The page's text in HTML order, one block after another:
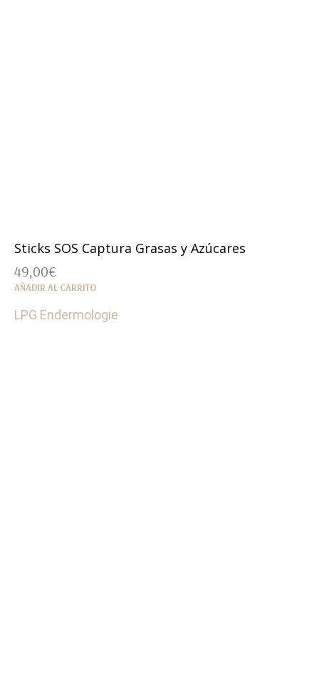
Sticks SOS Captura Grasas y Azúcares
49,00€
AÑADIR AL CARRITO
LPG Endermologie